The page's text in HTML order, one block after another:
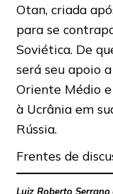
Otan, criada
para se
Soviética. De
será seu apoio
Oriente Médio
à Ucrânia em
Rússia.
Frentes de
Luiz Roberto Serrano